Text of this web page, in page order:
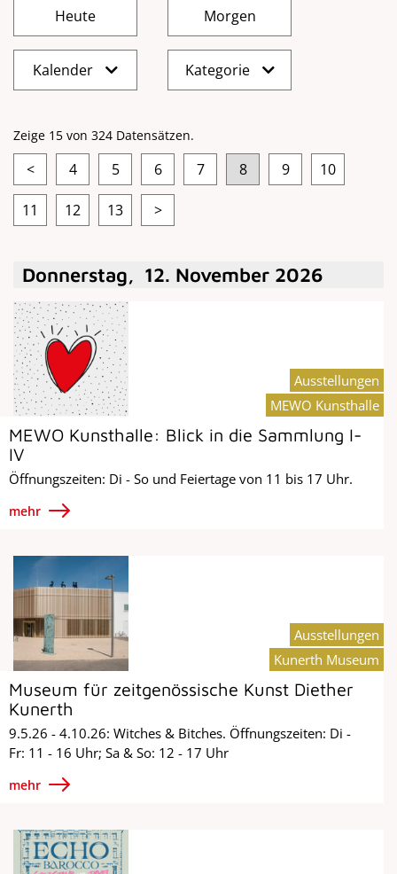
Kalender Kategorie
Zeige 15 von 324 Datensätzen.
< 4 5 6 7 8 9 10
11 12 13 >
Donnerstag, 12. November 2026
MEWO Kunsthalle: Blick in die Sammlung I-
IV
Öffnungszeiten: Di - So und Feiertage von 11 bis 17 Uhr.
mehr
Ausstellungen
MEWO Kunsthalle
Museum für zeitgenössische Kunst Diether
Kunerth
9.5.26 - 4.10.26: Witches & Bitches. Öffnungszeiten: Di -
Fr: 11 - 16 Uhr; Sa & So: 12 - 17 Uhr
mehr
Ausstellungen
Kunerth Museum